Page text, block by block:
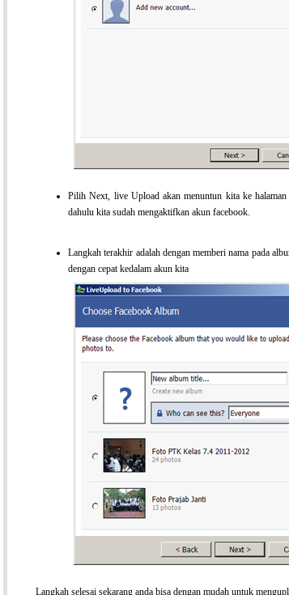
Pilih Next, live Upload akan menuntun kita ke
dahulu kita sudah mengaktifkan akun facebook.
Langkah terakhir adalah dengan memberi nama pada
dengan cepat kedalam akun kita
Langkah selesai sekarang anda bisa dengan mudah untuk